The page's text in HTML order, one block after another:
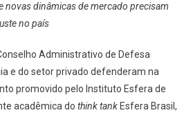
novas dinâmicas de mercado precisam
no país
Administrativo de Defesa
e do setor privado defenderam na
promovido pelo Instituto Esfera de
acadêmica do think tankEsfera Brasil,